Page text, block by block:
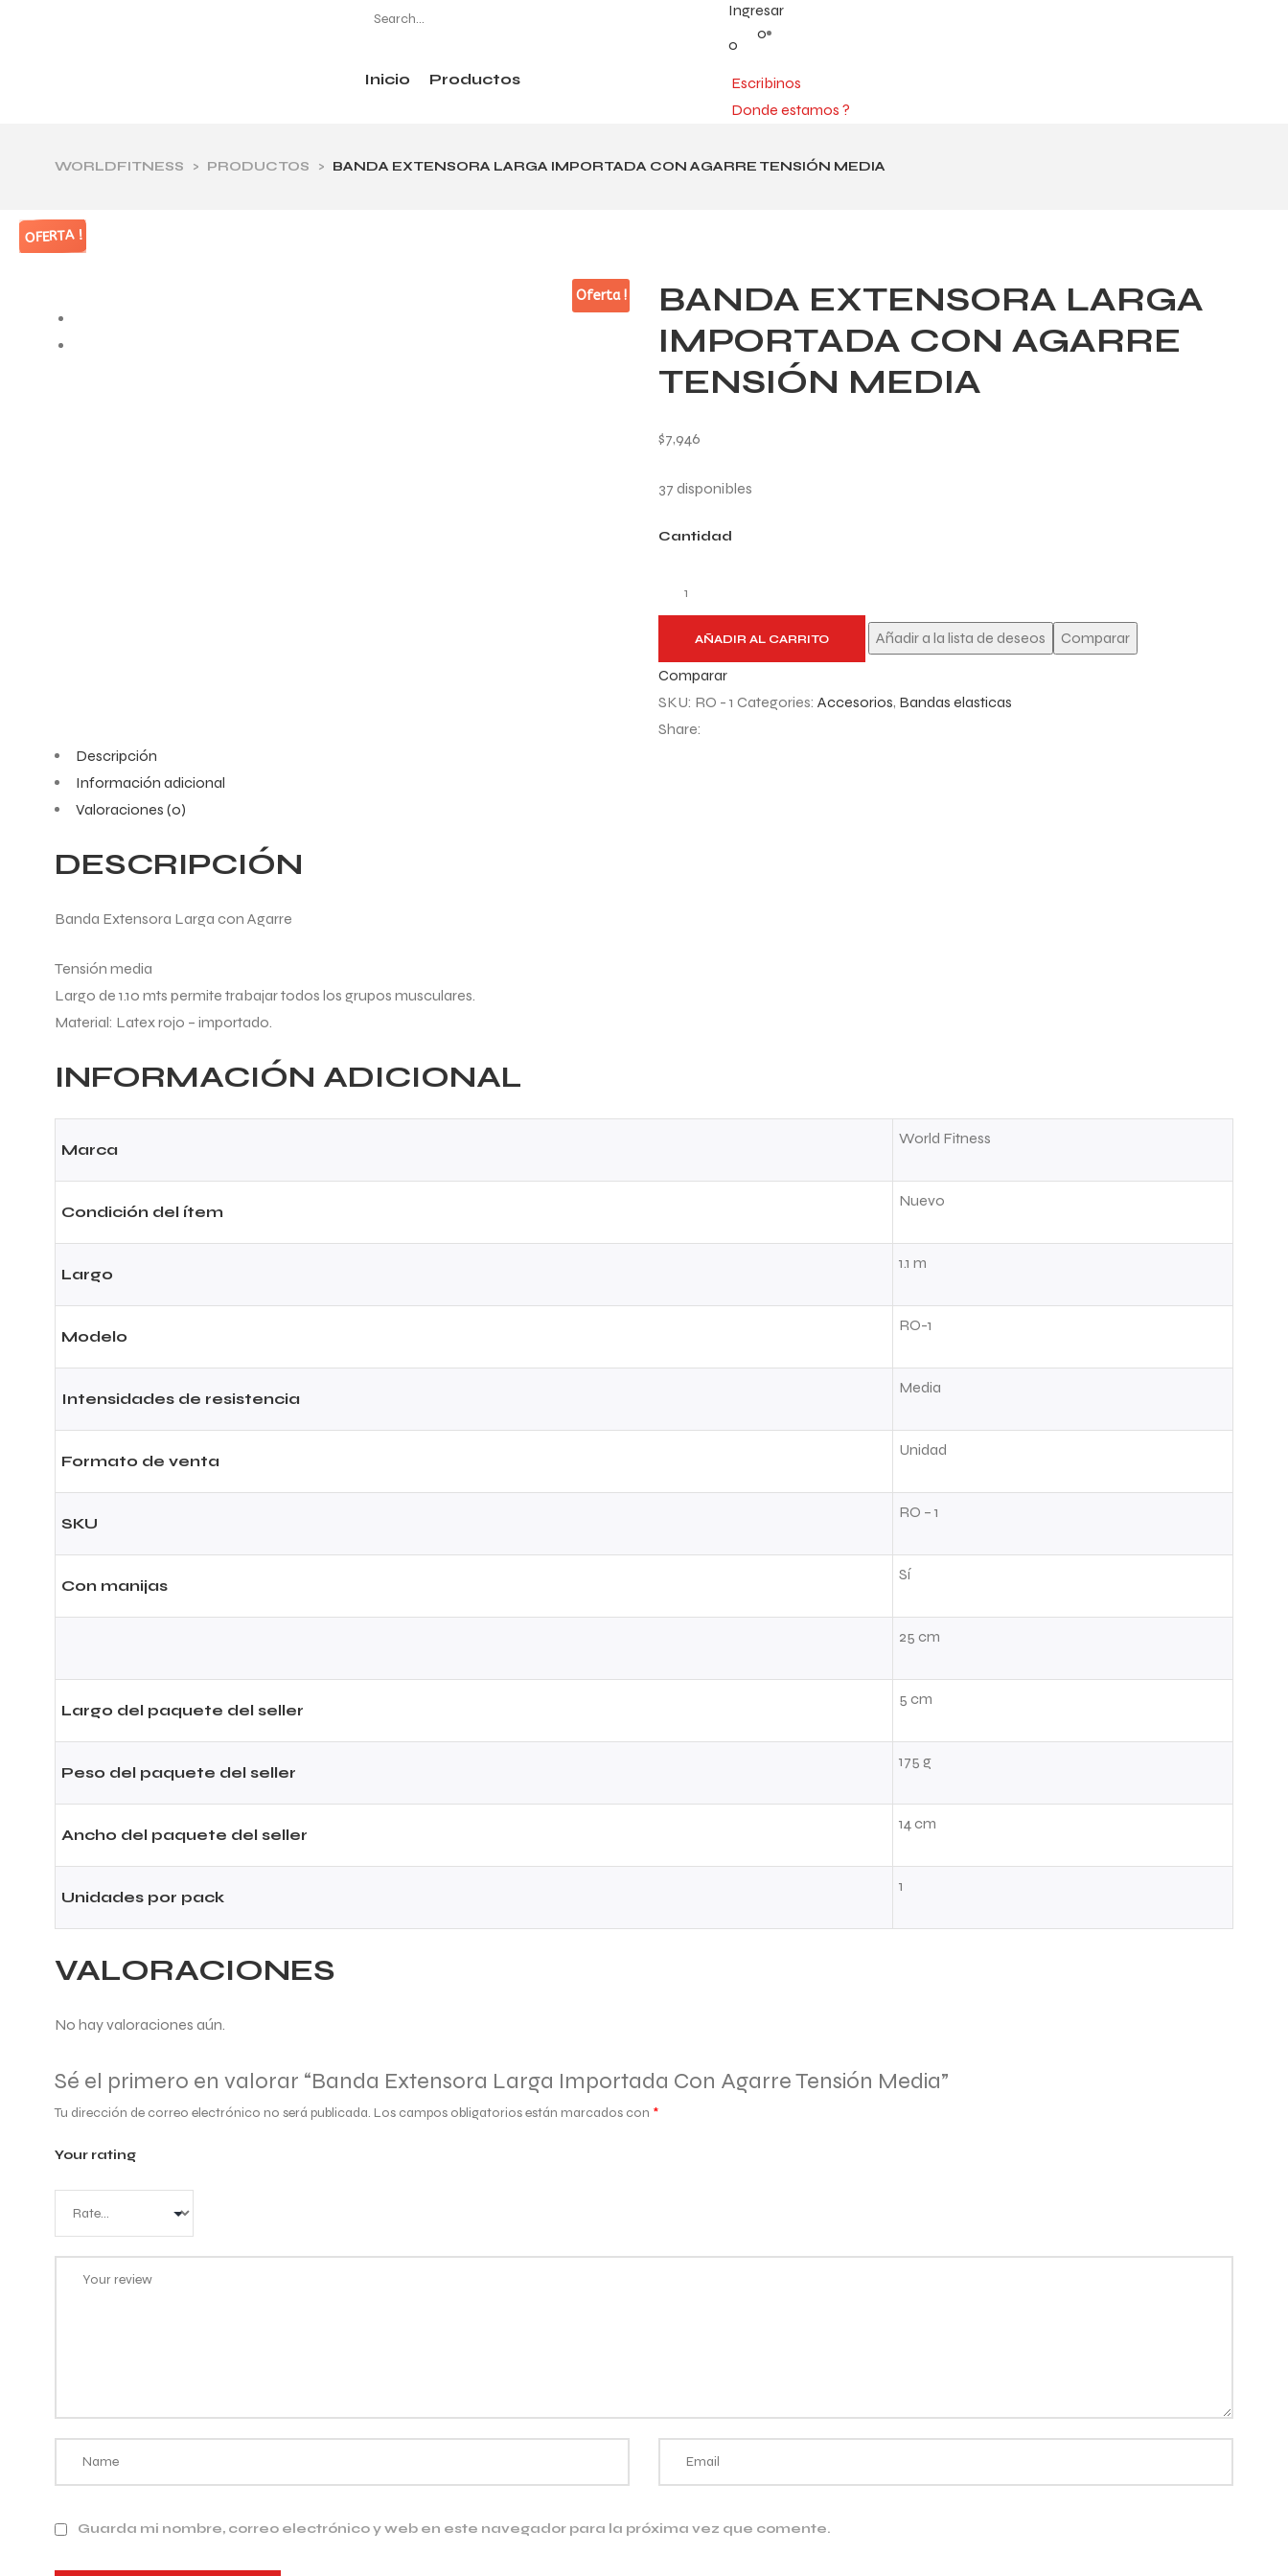
Ingresar
0
0
Inicio Productos
Escribinos
Donde estamos ?
WORLDFITNESS > PRODUCTOS > BANDA EXTENSORA LARGA IMPORTADA CON AGARRE TENSIÓN MEDIA
Oferta !
BANDA EXTENSORA LARGA
IMPORTADA CON AGARRE
TENSIÓN MEDIA
$7,946
37 disponibles
Cantidad
AÑADIR AL CARRITO Añadir a la lista de deseos Comparar
Comparar
SKU: RO - 1 Categories: Accesorios, Bandas elasticas
Share:
Descripción
Información adicional
Valoraciones (0)
DESCRIPCIÓN
Banda Extensora Larga con Agarre
Tensión media
Largo de 1.10 mts permite trabajar todos los grupos musculares.
Material: Latex rojo – importado.
INFORMACIÓN ADICIONAL
Marca
World Fitness
Condición del ítem
Nuevo
Largo
1.1 m
Modelo
RO-1
Intensidades de resistencia
Media
Formato de venta
Unidad
SKU
RO – 1
Con manijas
Sí
25 cm
Largo del paquete del seller
5 cm
Peso del paquete del seller
175 g
Ancho del paquete del seller
14 cm
Unidades por pack
1
VALORACIONES
No hay valoraciones aún.
Sé el primero en valorar “Banda Extensora Larga Importada Con Agarre Tensión Media”
Tu dirección de correo electrónico no será publicada. Los campos obligatorios están marcados con *
Your rating
Guarda mi nombre, correo electrónico y web en este navegador para la próxima vez que comente.
OFERTA !
OFERTA !
OFERTA !
OFERTA !